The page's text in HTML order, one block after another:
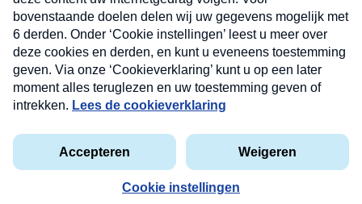
Privacyverklaring
Cookieverklaring
Kwetsbaarheid melden
Copyright © 2026 MAX Vandaag - Omroep MAX
Nieuwsbrief
Neem hier een gratis abonnement op onze
nieuwsbrief. Elke vrijdag- en dinsdagochtend in uw